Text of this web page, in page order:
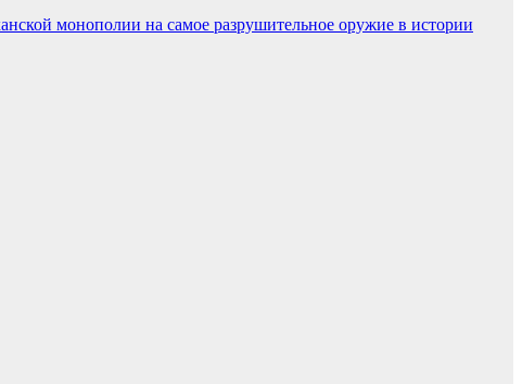
монополии на самое разрушительное оружие в истории